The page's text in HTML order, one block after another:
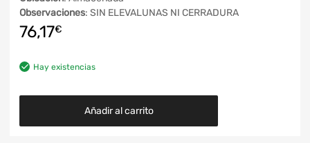
Observaciones: SIN ELEVALUNAS NI CERRADURA
76,17€
Hay existencias
Añadir al carrito